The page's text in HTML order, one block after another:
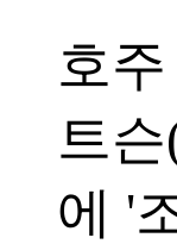
호
트
에 '